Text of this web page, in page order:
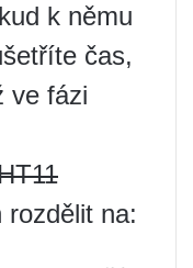
k němu
čas,
ve fázi
rozdělit na: